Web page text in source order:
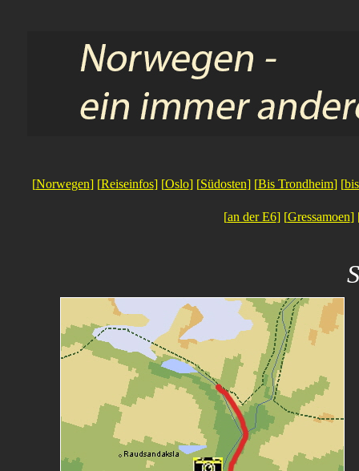
[Norwegen] [Reiseinfos] [Oslo] [Südosten] [Bis Trondheim] [
[an der E6] [Gressamoen]